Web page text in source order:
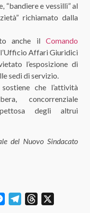
“bandiere e vessilli” al
richiamato dalla
anche il Comando
Affari Giuridici
l’esposizione di
sedi di servizio.
che l’attività
concorrenziale
degli altrui
del Nuovo Sindacato
MessengerTelegramThreads